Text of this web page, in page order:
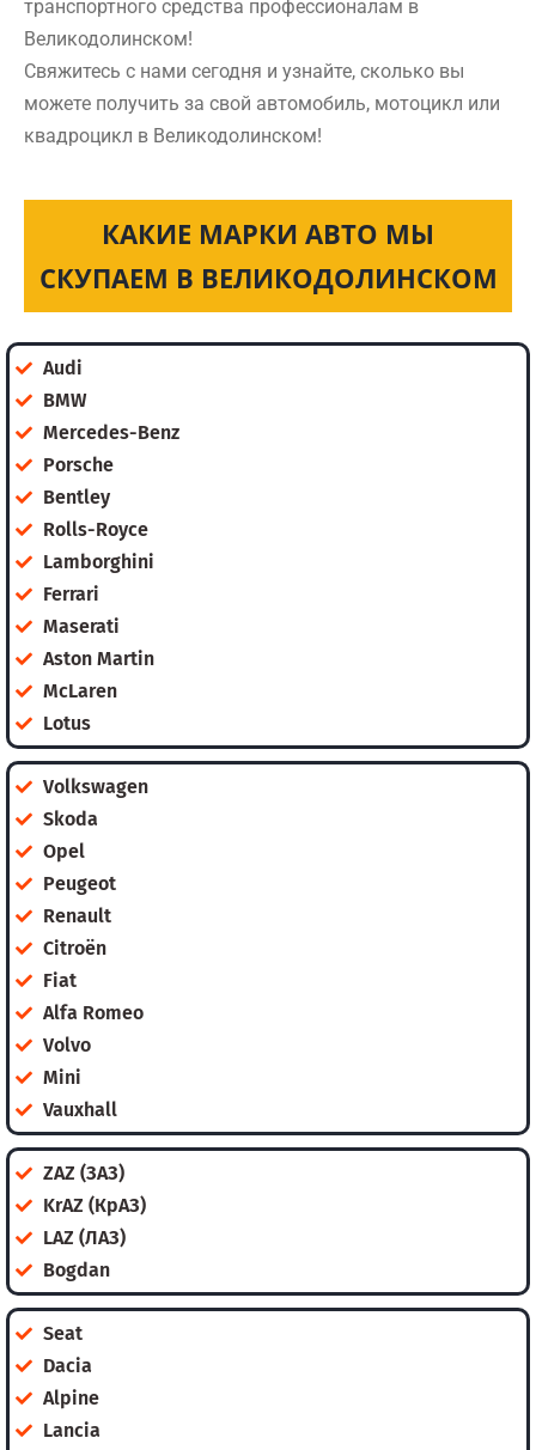
транспортного средства профессионалам в
Великодолинском!
Свяжитесь с нами сегодня и узнайте, сколько вы
можете получить за свой автомобиль, мотоцикл или
квадроцикл в Великодолинском!
КАКИЕ МАРКИ АВТО МЫ
СКУПАЕМ В ВЕЛИКОДОЛИНСКОМ
Audi
BMW
Mercedes-Benz
Porsche
Bentley
Rolls-Royce
Lamborghini
Ferrari
Maserati
Aston Martin
McLaren
Lotus
Volkswagen
Skoda
Opel
Peugeot
Renault
Citroën
Fiat
Alfa Romeo
Volvo
Mini
Vauxhall
ZAZ (ЗАЗ)
KrAZ (КрАЗ)
LAZ (ЛАЗ)
Bogdan
Seat
Dacia
Alpine
Lancia